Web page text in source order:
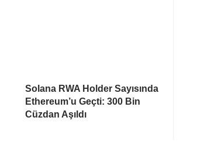
Solana RWA Holder Sayısında
Ethereum’u Geçti: 300 Bin
Cüzdan Aşıldı